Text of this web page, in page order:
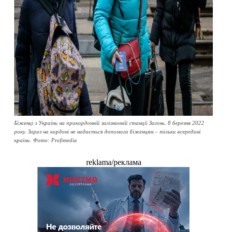
Біженці з України на прикордонній залізничній станції Загонь. 8 березня 2022
року. Зараз на кордоні не надається допомога біженцям – тільки всередині
країни. Фото: Profimedia
reklama/реклама